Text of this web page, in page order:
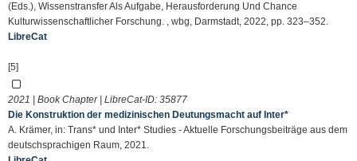
(Eds.), Wissenstransfer Als Aufgabe, Herausforderung Und Chance
Kulturwissenschaftlicher Forschung. , wbg, Darmstadt, 2022, pp. 323–352.
LibreCat
[5]
2021 | Book Chapter | LibreCat-ID: 35877
Die Konstruktion der medizinischen Deutungsmacht auf Inter*
A. Krämer, in: Trans* und Inter* Studies - Aktuelle Forschungsbeiträge aus dem
deutschsprachigen Raum, 2021.